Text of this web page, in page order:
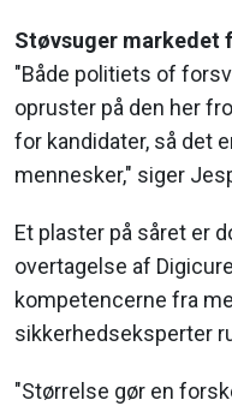
Støvsuger markedet
"Både politiets of
opruster på den her
for kandidater, så det
mennesker," siger
Et plaster på såret er
overtagelse af
kompetencerne fra
sikkerhedseksperter
"Størrelse gør en